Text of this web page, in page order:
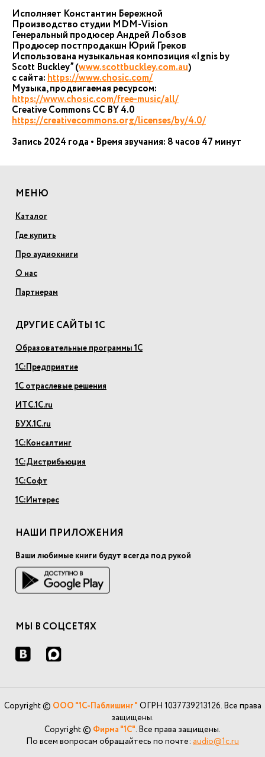
Исполняет Константин Бережной
Производство студии MDM-Vision
Генеральный продюсер Андрей Лобзов
Продюсер постпродакшн Юрий Греков
Использована музыкальная композиция «Ignis by
Scott Buckley” (www.scottbuckley.com.au)
с сайта:https://www.chosic.com/
Музыка, продвигаемая ресурсом:
https://www.chosic.com/free-music/all/
Creative Commons CC BY 4.0
https://creativecommons.org/licenses/by/4.0/
Запись 2024 года • Время звучания: 8 часов 47 минут
МЕНЮ
Каталог
Где купить
Про аудиокниги
О нас
Партнерам
ДРУГИЕ САЙТЫ 1С
Образовательные программы 1С
1С:Предприятие
1С отраслевые решения
ИТС.1С.ru
БУХ.1С.ru
1С:Консалтинг
1С:Дистрибьюция
1С:Софт
1С:Интерес
НАШИ ПРИЛОЖЕНИЯ
Ваши любимые книги будут всегда под рукой
МЫ В СОЦСЕТЯХ
Copyright © ООО "1С-Паблишинг" ОГРН 1037739213126. Все права
защищены.
Copyright © Фирма "1С". Все права защищены.
По всем вопросам обращайтесь по почте: audio@1c.ru